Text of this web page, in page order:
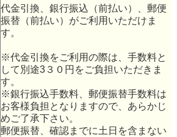
代金引換、銀行振込（前払い）、郵便
振替（前払い）がご利用いただけま
す。
※代金引換をご利用の際は、手数料と
して別途3３０円をご負担いただきま
す。
※銀行振込手数料、郵便振替手数料は
お客様負担となりますので、あらかじ
めご了承下さい。
郵便振替、確認までに土日を含まない